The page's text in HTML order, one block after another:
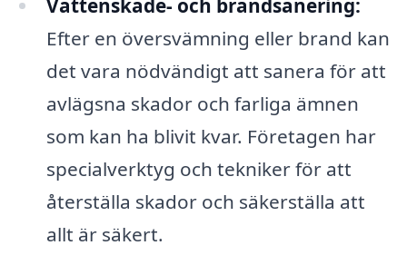
Vattenskade- och brandsanering:
Efter en översvämning eller brand kan
det vara nödvändigt att sanera för att
avlägsna skador och farliga ämnen
som kan ha blivit kvar. Företagen har
specialverktyg och tekniker för att
återställa skador och säkerställa att
allt är säkert.